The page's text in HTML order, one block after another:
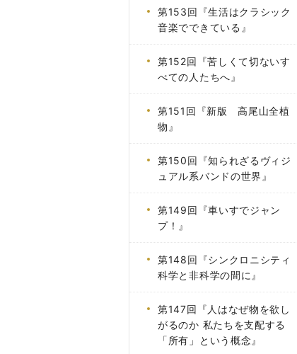
第153回『生活はクラシック
音楽でできている』
第152回『苦しくて切ないす
べての人たちへ』
第151回『新版 高尾山全植
物』
第150回『知られざるヴィジ
ュアル系バンドの世界』
第149回『車いすでジャン
プ！』
第148回『シンクロニシティ
科学と非科学の間に』
第147回『人はなぜ物を欲し
がるのか 私たちを支配する
「所有」という概念』